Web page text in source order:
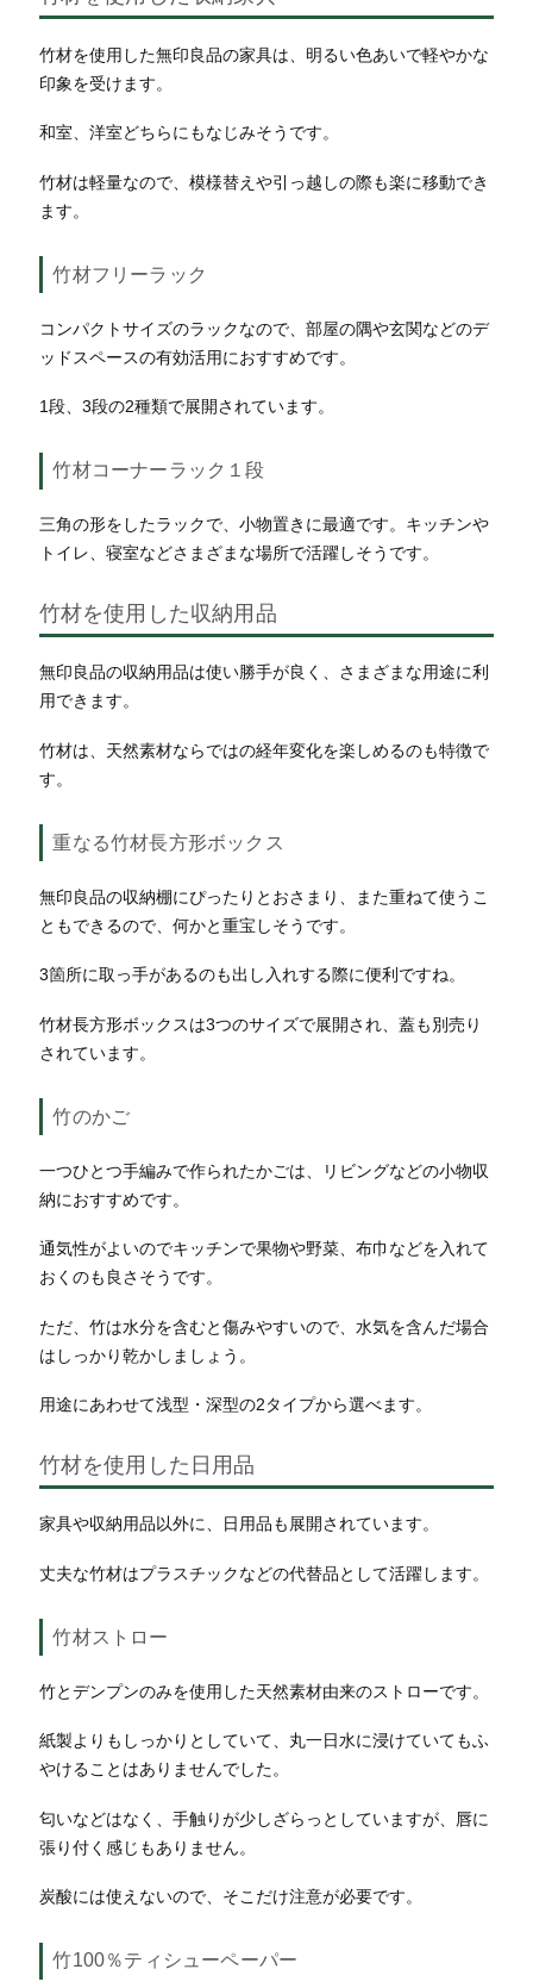
竹材を使用した無印良品の家具は、明るい色あいで軽やかな
印象を受けます。
和室、洋室どちらにもなじみそうです。
竹材は軽量なので、模様替えや引っ越しの際も楽に移動でき
ます。
竹材フリーラック
コンパクトサイズのラックなので、部屋の隅や玄関などのデ
ッドスペースの有効活用におすすめです。
1段、3段の2種類で展開されています。
竹材コーナーラック１段
三角の形をしたラックで、小物置きに最適です。キッチンや
トイレ、寝室などさまざまな場所で活躍しそうです。
竹材を使用した収納用品
無印良品の収納用品は使い勝手が良く、さまざまな用途に利
用できます。
竹材は、天然素材ならではの経年変化を楽しめるのも特徴で
す。
重なる竹材長方形ボックス
無印良品の収納棚にぴったりとおさまり、また重ねて使うこ
ともできるので、何かと重宝しそうです。
3箇所に取っ手があるのも出し入れする際に便利ですね。
竹材長方形ボックスは3つのサイズで展開され、蓋も別売り
されています。
竹のかご
一つひとつ手編みで作られたかごは、リビングなどの小物収
納におすすめです。
通気性がよいのでキッチンで果物や野菜、布巾などを入れて
おくのも良さそうです。
ただ、竹は水分を含むと傷みやすいので、水気を含んだ場合
はしっかり乾かしましょう。
用途にあわせて浅型・深型の2タイプから選べます。
竹材を使用した日用品
家具や収納用品以外に、日用品も展開されています。
丈夫な竹材はプラスチックなどの代替品として活躍します。
竹材ストロー
竹とデンプンのみを使用した天然素材由来のストローです。
紙製よりもしっかりとしていて、丸一日水に浸けていてもふ
やけることはありませんでした。
匂いなどはなく、手触りが少しざらっとしていますが、唇に
張り付く感じもありません。
炭酸には使えないので、そこだけ注意が必要です。
竹100％ティシューペーパー